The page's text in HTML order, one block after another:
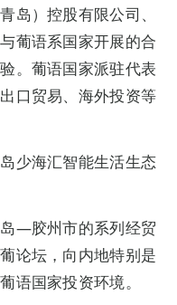
岛）控股有限公司、
葡语系国家开展的合
。葡语国家派驻代表
口贸易、海外投资等
少海汇智能生活生态
—胶州市的系列经贸
论坛，向内地特别是
语国家投资环境。